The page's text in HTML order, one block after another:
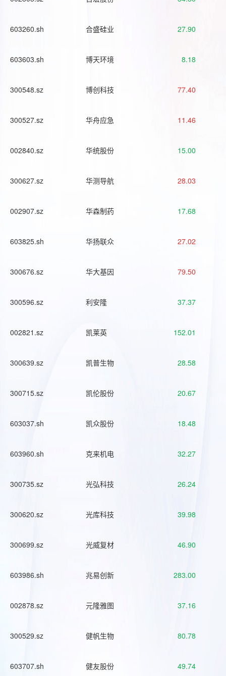
603260.sh 合盛硅业 27.90
603603.sh 博天环境 8.18
300548.sz 博创科技 77.40
300527.sz 华舟应急 11.46
002840.sz 华统股份 15.00
300627.sz 华测导航 28.03
002907.sz 华森制药 17.68
603825.sh 华扬联众 27.02
300676.sz 华大基因 79.50
300596.sz 利安隆 37.37
002821.sz 凯莱英 152.01
300639.sz 凯普生物 28.58
300715.sz 凯伦股份 20.67
603037.sh 凯众股份 18.48
603960.sh 克来机电 32.27
300735.sz 光弘科技 26.24
300620.sz 光库科技 39.98
300699.sz 光威复材 46.90
603986.sh 兆易创新 283.00
002878.sz 元隆雅图 37.16
300529.sz 健帆生物 80.78
603707.sh 健友股份 49.74